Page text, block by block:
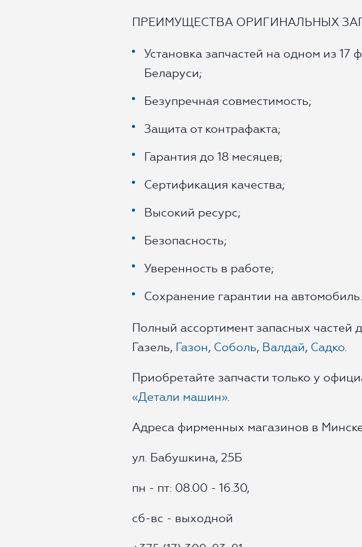
ПРЕИМУЩЕСТВА ОРИГИНАЛЬНЫХ
Установка запчастей на одном из
Беларуси;
Безупречная совместимость;
Защита от контрафакта;
Гарантия до 18 месяцев;
Сертификация качества;
Высокий ресурс;
Безопасность;
Уверенность в работе;
Сохранение гарантии на автомобиль.
Полный ассортимент запасных частей
Газель, Газон, Соболь, Валдай, Садко.
Приобретайте запчасти только у
«Детали машин».
Адреса фирменных магазинов в
ул. Бабушкина, 25Б
пн - пт: 08.00 - 16.30,
сб-вс - выходной